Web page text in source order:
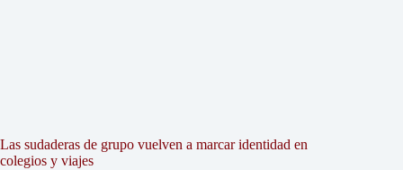
Las sudaderas de grupo vuelven a marcar identidad en
colegios y viajes